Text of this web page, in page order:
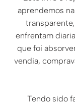
aprendemos
enfrentam
que foi
vendia,
Tendo sido